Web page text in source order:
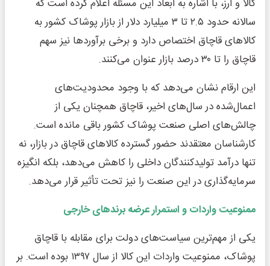
کالا و ارز، با اشاره به ابعاد این مسئله اعلام کرده است که
سالانه حدود ۲.۵ تا ۳ میلیارد دلار از بازار پوشاک کشور به
کالاهای قاچاق اختصاص دارد و برخی برآوردها نیز سهم
قاچاق را تا ۳۰ درصد بازار عنوان می‌کنند.
این ارقام نشان می‌دهد که با وجود محدودیت‌های
اعمال‌شده در سال‌های اخیر، قاچاق همچنان یکی از
چالش‌های اصلی صنعت پوشاک کشور باقی مانده است.
کارشناسان معتقدند حضور گسترده کالاهای قاچاق در بازار، نه
تنها درآمد تولیدکنندگان داخلی را کاهش می‌دهد، بلکه انگیزه
سرمایه‌گذاری در این صنعت را نیز تحت تأثیر قرار می‌دهد.
ممنوعیت واردات و استمرار عرضه برندهای خارجی
یکی از مهم‌ترین سیاست‌های دولت برای مقابله با قاچاق
پوشاک، ممنوعیت واردات این کالا از سال ۱۳۹۷ بوده است. بر